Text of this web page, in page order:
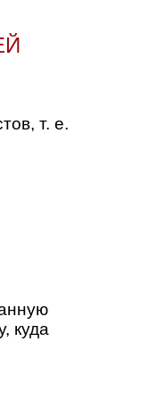
т. е.
куда